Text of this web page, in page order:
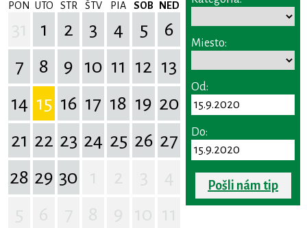
PON UTO STR ŠTV PIA SOB NED
1 2 3 4 5
6
7
8 9 10 11 12 13
14 15 16 17 18 19 20
21 22 23 24 25 26 27
28 29 30
Miesto:
Od:
Do:
Pošli nám tip